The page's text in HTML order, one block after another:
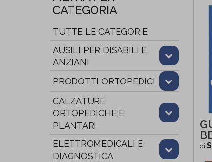
CATEGORIA
TUTTE LE CATEGORIE
AUSILI PER DISABILI E
ANZIANI
PRODOTTI ORTOPEDICI
CALZATURE
ORTOPEDICHE E
PLANTARI
ELETTROMEDICALI E
DIAGNOSTICA
di